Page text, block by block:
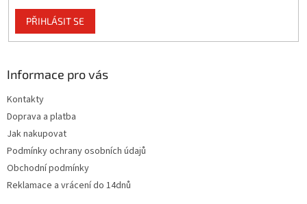
PŘIHLÁSIT SE
Informace pro vás
Kontakty
Doprava a platba
Jak nakupovat
Podmínky ochrany osobních údajů
Obchodní podmínky
Reklamace a vrácení do 14dnů